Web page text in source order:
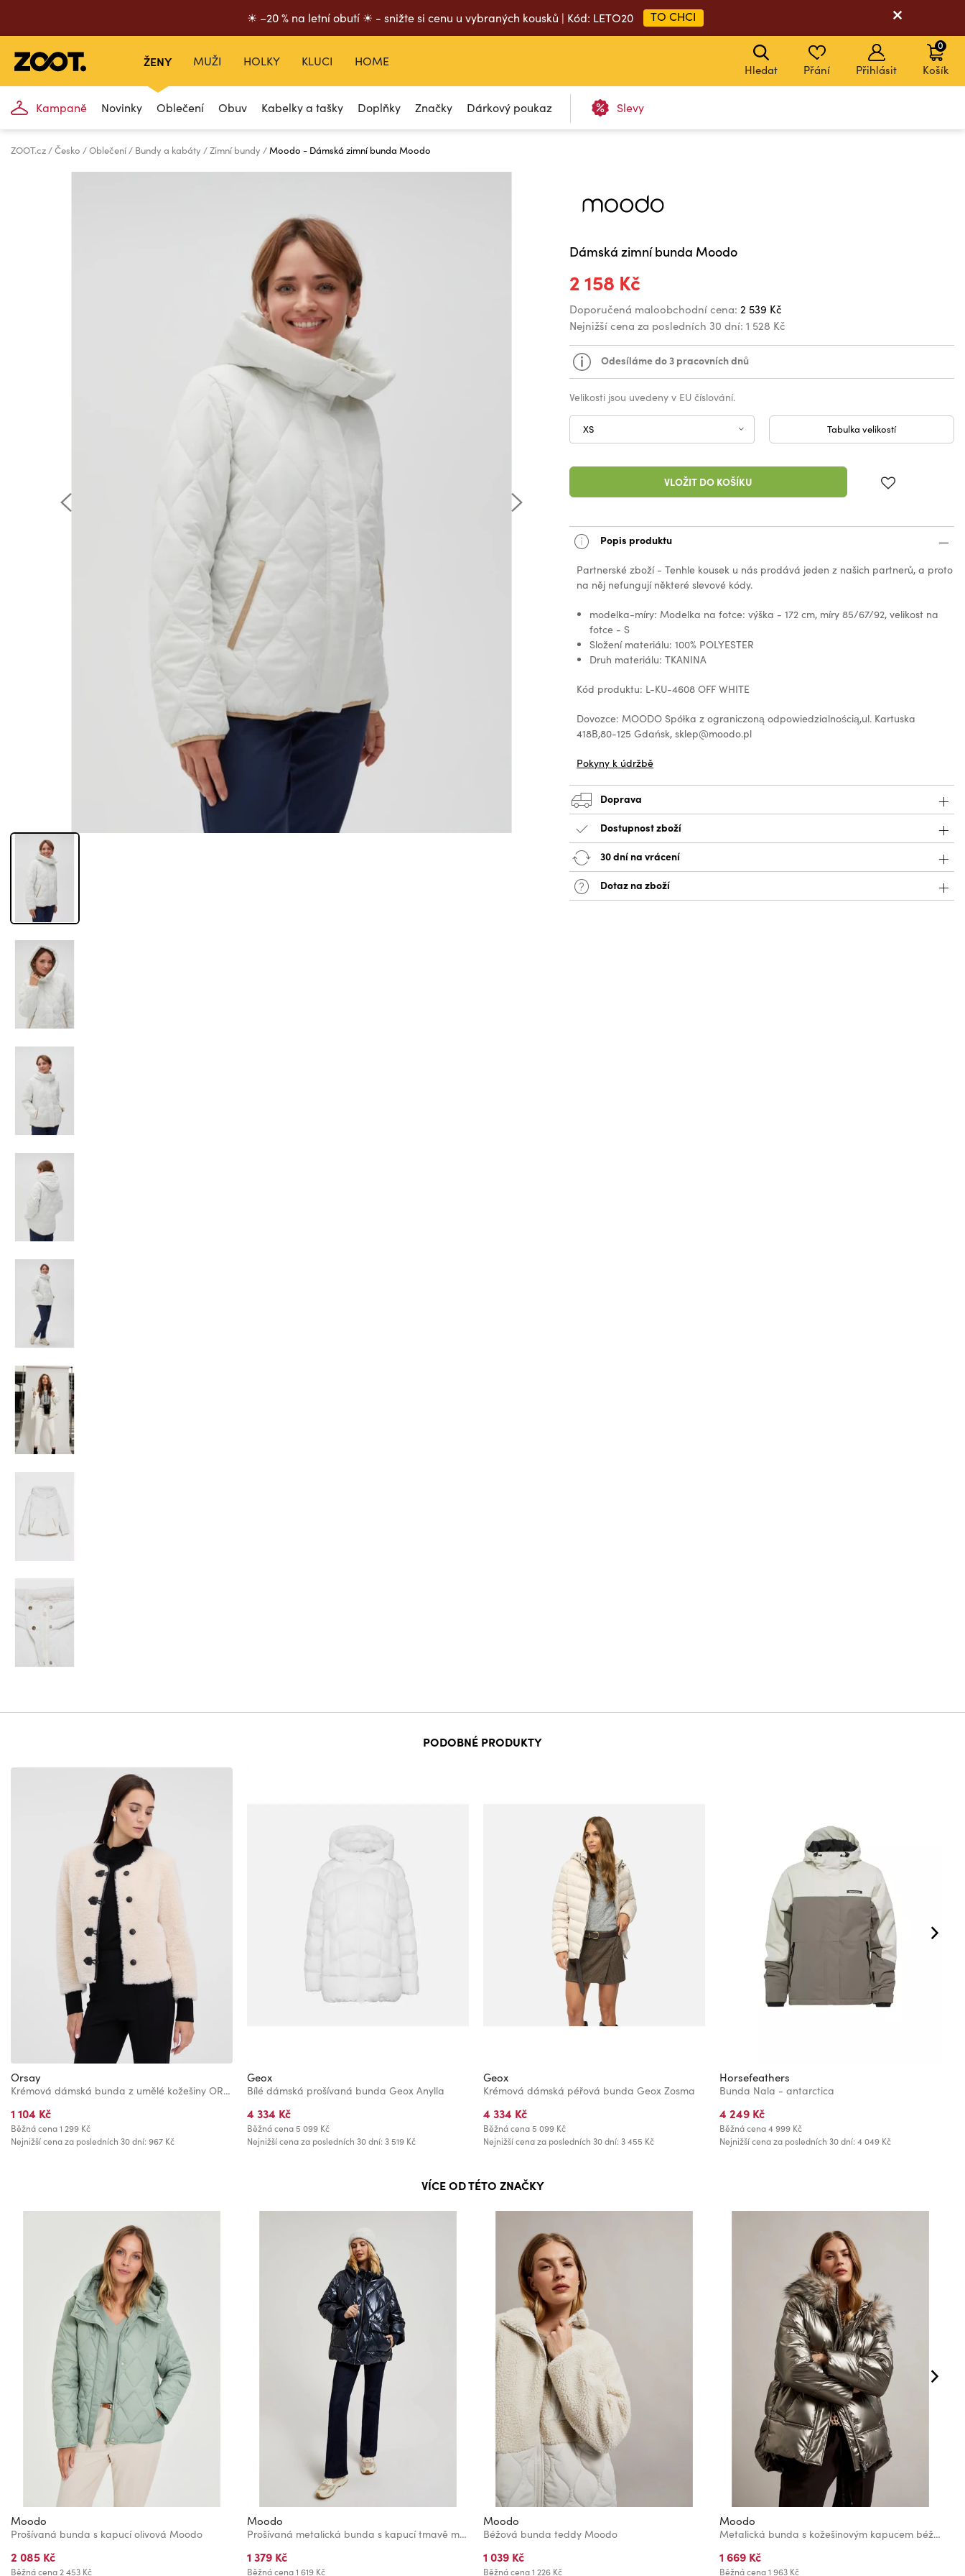
☀ –20 % na letní obutí ☀ - snižte si cenu u vybraných kousků | Kód: LETO20 TO CHCI
ŽENY
Kampaně Novinky Oblečení Obuv Kabelky a tašky Doplňky Značky Dárkový poukaz Slevy
MUŽI HOLKY KLUCI HOME
Hledat Přání Přihlásit Košík
0
ZOOT.cz Česko Oblečení Bundy a kabáty Zimní bundy Moodo - Dámská zimní bunda Moodo
Dámská zimní bunda Moodo
2 158 Kč
Doporučená maloobchodní cena: 2 539 Kč
Nejnižší cena za posledních 30 dní: 1 528 Kč
Odesíláme do 3 pracovních dnů
Velikosti jsou uvedeny v EU číslování.
XS Tabulka velikostí
VLOŽIT DO KOŠÍKU
Popis produktu
Partnerské zboží - Tenhle kousek u nás prodává jeden z našich partnerů, a proto
na něj nefungují některé slevové kódy.
modelka-míry: Modelka na fotce: výška - 172 cm, míry 85/67/92, velikost na
fotce - S
Složení materiálu: 100% POLYESTER
Druh materiálu: TKANINA
Kód produktu: L-KU-4608 OFF WHITE
Dovozce: MOODO Spółka z ograniczoną odpowiedzialnością,ul. Kartuska
418B,80-125 Gdańsk, sklep@moodo.pl
Pokyny k údržbě
Doprava
Dostupnost zboží
30 dní na vrácení
Dotaz na zboží
PODOBNÉ PRODUKTY
Orsay
Krémová dámská bunda z umělé kožešiny ORSAY
1 104 Kč
Běžná cena1 299 Kč
Nejnižší cena za posledních 30 dní: 967 Kč
Geox
Bílé dámská prošívaná bunda Geox Anylla
4 334 Kč
Běžná cena5 099 Kč
Nejnižší cena za posledních 30 dní: 3 519 Kč
Geox
Krémová dámská péřová bunda Geox Zosma
4 334 Kč
Běžná cena5 099 Kč
Nejnižší cena za posledních 30 dní: 3 455 Kč
Horsefeathers
Bunda Nala - antarctica
4 249 Kč
Běžná cena4 999 Kč
Nejnižší cena za posledních 30 dní: 4 049 Kč
VÍCE OD TÉTO ZNAČKY
Moodo
Prošívaná bunda s kapucí olivová Moodo
2 085 Kč
Běžná cena2 453 Kč
Moodo
Prošívaná metalická bunda s kapucí tmavě modrá Moodo
1 379 Kč
Běžná cena1 619 Kč
Moodo
Béžová bunda teddy Moodo
1 039 Kč
Běžná cena1 226 Kč
Moodo
Metalická bunda s kožešinovým kapucem béžová Moodo
1 669 Kč
Běžná cena1 963 Kč